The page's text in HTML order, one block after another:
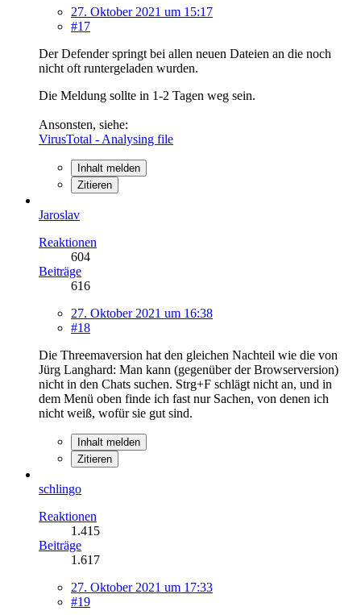
27. Oktober 2021 um 15:17
#17
Der Defender springt bei allen neuen Dateien an die noch
nicht oft runtergeladen wurden.
Die Meldung sollte in 1-2 Tagen weg sein.
Ansonsten, siehe:
VirusTotal - Analysing file
Inhalt melden
Zitieren
Jaroslav
Reaktionen
604
Beiträge
616
27. Oktober 2021 um 16:38
#18
Die Threemaversion hat den gleichen Nachteil wie die von
Jürg Langhard: Man kann (gegenüber der Browserversion)
nicht in den Chats suchen. Strg+F schlägt nicht an, und in
dem Menü oben finde ich fast nur Sachen, von denen ich
nicht weiß, wofür sie gut sind.
Inhalt melden
Zitieren
schlingo
Reaktionen
1.415
Beiträge
1.617
27. Oktober 2021 um 17:33
#19